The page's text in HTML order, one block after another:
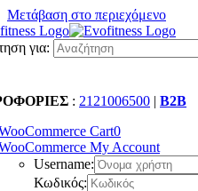
Μετάβαση στο περιεχόμενο
για:
: 2121006500 | B2B
Cart0
My Account
Username:
Κωδικός: